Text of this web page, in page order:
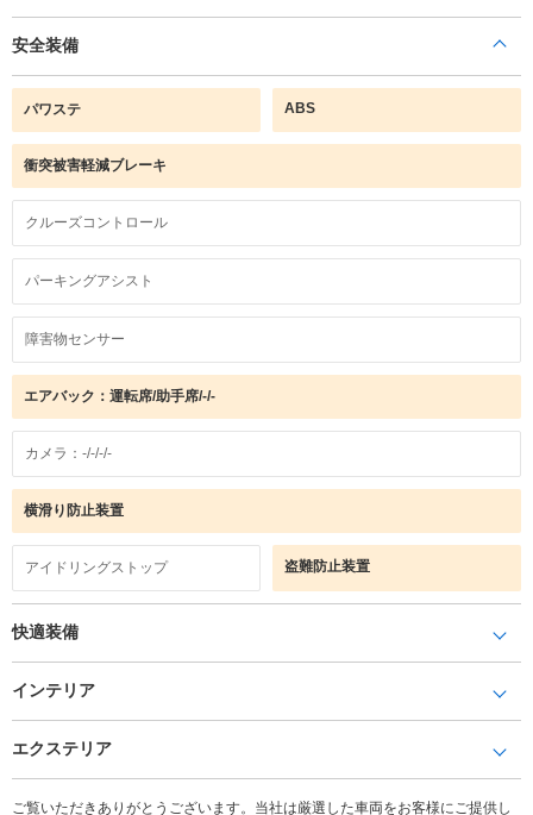
安全装備
パワステ ABS
衝突被害軽減ブレーキ
クルーズコントロール
パーキングアシスト
障害物センサー
エアバック：運転席/助手席/-/-
カメラ：-/-/-/-
横滑り防止装置
アイドリングストップ 盗難防止装置
快適装備
インテリア
エクステリア
ご覧いただきありがとうございます。当社は厳選した車両をお客様にご提供し